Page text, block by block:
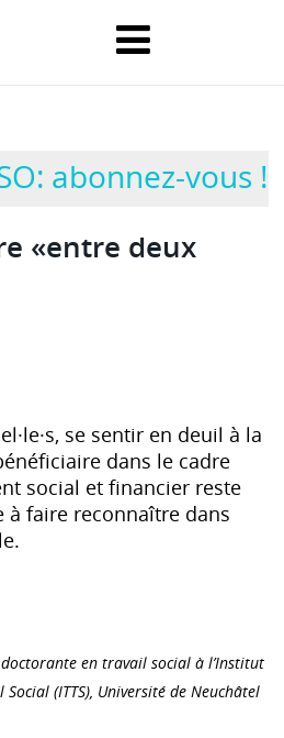
abonnez-vous !
«entre deux
se sentir en deuil à la
dans le cadre
social et financier reste
faire reconnaître dans
en travail social à l’Institut
(ITTS), Université de Neuchâtel